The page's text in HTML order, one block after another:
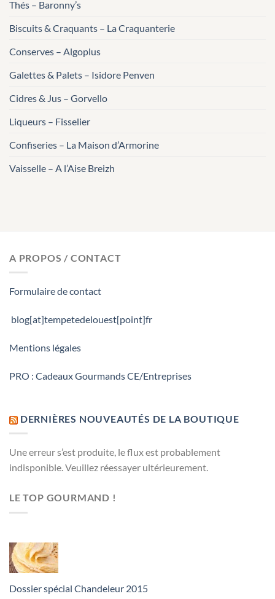
Thés – Baronny’s
Biscuits & Craquants – La Craquanterie
Conserves – Algoplus
Galettes & Palets – Isidore Penven
Cidres & Jus – Gorvello
Liqueurs – Fisselier
Confiseries – La Maison d’Armorine
Vaisselle – A l’Aise Breizh
A PROPOS / CONTACT
Formulaire de contact
blog[at]tempetedelouest[point]fr
Mentions légales
PRO : Cadeaux Gourmands CE/Entreprises
DERNIÈRES NOUVEAUTÉS DE LA BOUTIQUE
Une erreur s’est produite, le flux est probablement
indisponible. Veuillez réessayer ultérieurement.
LE TOP GOURMAND !
Dossier spécial Chandeleur 2015